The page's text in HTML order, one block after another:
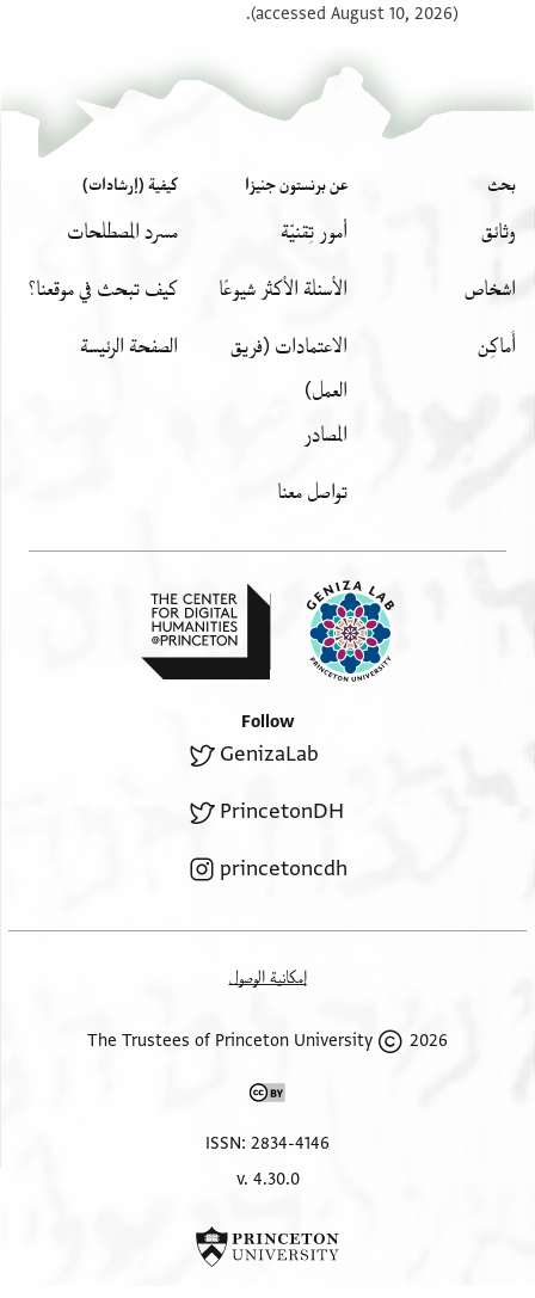
(accessed August 10, 2026).
بحث
وثائق
اشخاص
أَماكِن
عن برنستون جنيزا
أمور تِقنيّة
الأسئلة الأكثر شيوعًا
الاعتمادات (فريق
العمل)
المصادر
تواصل معنا
كيفية (إرشادات)
مسرد المصطلحات
كيف تبحث في موقعنا؟
الصفحة الرئيسة
Follow
GenizaLab
PrincetonDH
princetoncdh
إمكانية الوصول
2026 The Trustees of Princeton University
ISSN: 2834-4146
v. 4.30.0